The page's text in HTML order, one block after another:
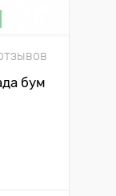
бум